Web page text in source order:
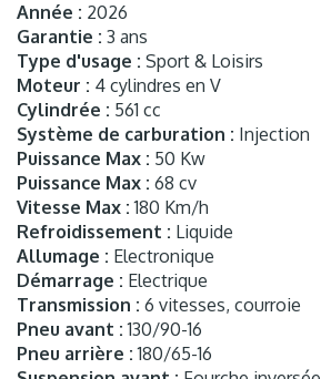
Année : 2026
Garantie : 3 ans
Type d'usage : Sport & Loisirs
Moteur : 4 cylindres en V
Cylindrée : 561 cc
Système de carburation : Injection
Puissance Max : 50 Kw
Puissance Max : 68 cv
Vitesse Max : 180 Km/h
Refroidissement : Liquide
Allumage : Electronique
Démarrage : Electrique
Transmission : 6 vitesses, courroie
Pneu avant : 130/90-16
Pneu arrière : 180/65-16